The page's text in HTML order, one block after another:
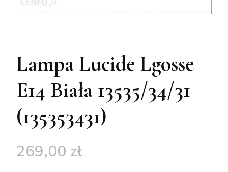
Lampa Lucide Lgosse
E14 Biała 13535/34/31
(135353431)
269,00 zł